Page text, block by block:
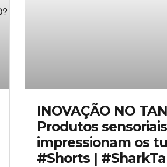
INOVAÇÃO NO
Produtos sensoriais
impressionam os
#Shorts |